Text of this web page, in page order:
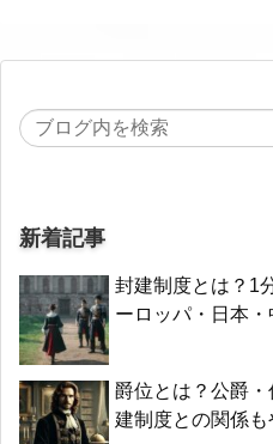
新着記事
封建制度とは？1
ーロッパ・日本
爵位とは？公爵
建制度との関係も